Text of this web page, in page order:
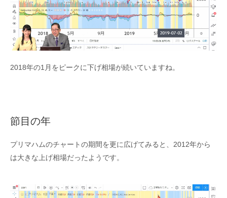
2018年の1月をピークに下げ相場が続いていますね。
節目の年
プリマハムのチャートの期間を更に広げてみると、2012年から
は大きな上げ相場だったようです。